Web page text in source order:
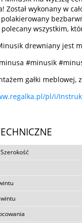
Został wykonany w
wszystkim,
drewniany jest
#minusik
gałki
pl/i/